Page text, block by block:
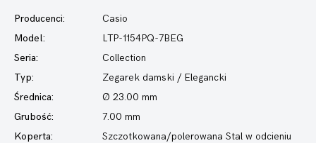
Producenci:
Casio
Model:
LTP-1154PQ-7BEG
Seria:
Collection
Typ:
Zegarek damski / Elegancki
Średnica:
Ø 23.00 mm
Grubość:
7.00 mm
Koperta:
Szczotkowana/polerowana Stal w odcieniu